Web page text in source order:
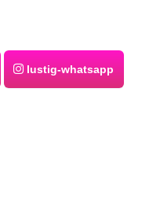
lustig-whatsapp